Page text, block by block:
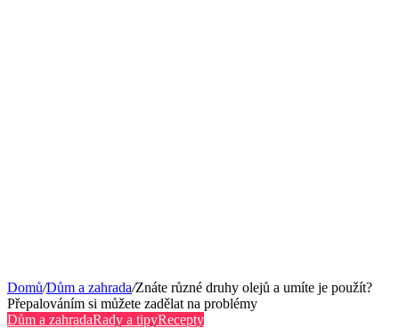
Domů/Dům a zahrada/Znáte různé druhy olejů a umíte je použít?
Přepalováním si můžete zadělat na problémy
Dům a zahradaRady a tipyRecepty